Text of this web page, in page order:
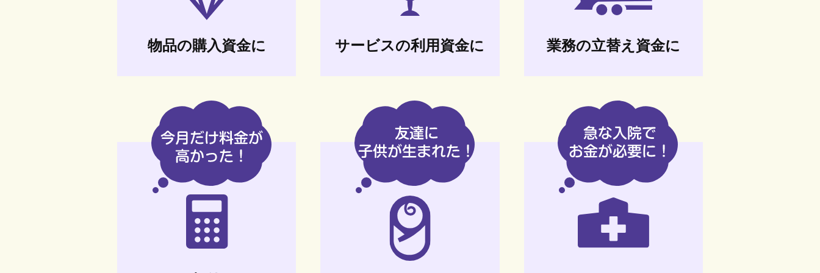
物品の購入資金に サービスの利用資金に 業務の立替え資金に